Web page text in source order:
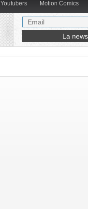
Youtubers Motion Comics